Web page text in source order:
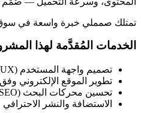
تمتلك صمملي خبرة واسعة في
الخدمات المُقدَّمة لهذا
تصميم واجهة المستخدم (UI/UX) المخصصة
تطوير الموقع الإلكتروني وفق
تحسين محركات البحث (SEO) الأساسي
الاستضافة والنشر الاحترافي